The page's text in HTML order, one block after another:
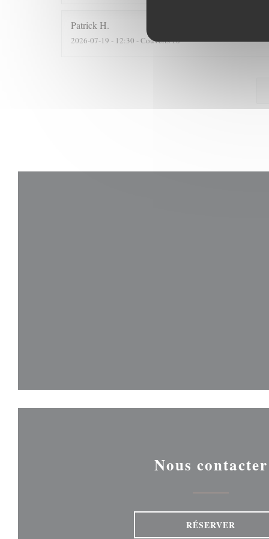
Patrick H
2026-07-19 - 12:30 - Couverts 10
Nous contacter
RÉSERVER